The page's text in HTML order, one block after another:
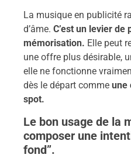
La musique en publicité
d’âme. C’est un levier de
mémorisation. Elle peut
une offre plus désirable,
elle ne fonctionne
dès le départ comme une
spot.
Le bon usage de la
composer une
fond”.